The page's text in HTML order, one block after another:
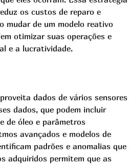
os custos de reparo e
mudar de um modelo reativo
otimizar suas operações e
e a lucratividade.
dados de vários sensores
dados, que podem incluir
de óleo e parâmetros
avançados e modelos de
padrões e anomalias que
adquiridos permitem que as